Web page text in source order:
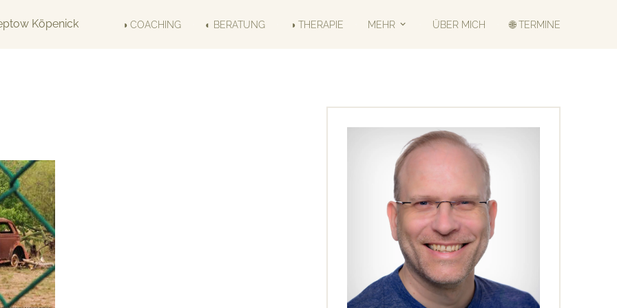
◑ COACHING ◐ BERATUNG ◑ THERAPIE MEHR ÜBER MICH 🌐 TERMINE